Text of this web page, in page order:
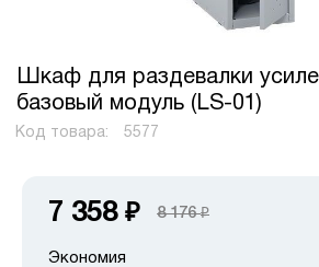
Шкаф для раздевалки
базовый модуль (LS-01)
Код товара: 5577
7 358 ₽ 8 176₽
Экономия